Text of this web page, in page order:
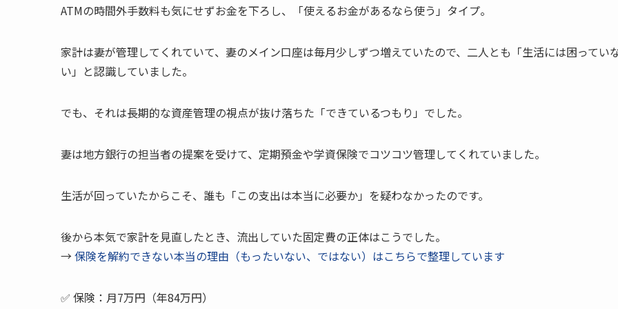
ATMの時間外手数料も気にせずお金を下ろし、「使えるお金があるなら使う」タイプ。
家計は妻が管理してくれていて、妻のメイン口座は毎月少しずつ増えていたので、二人とも「生活には困ってい
い」と認識していました。
でも、それは長期的な資産管理の視点が抜け落ちた「できているつもり」でした。
妻は地方銀行の担当者の提案を受けて、定期預金や学資保険でコツコツ管理してくれていました。
生活が回っていたからこそ、誰も「この支出は本当に必要か」を疑わなかったのです。
後から本気で家計を見直したとき、流出していた固定費の正体はこうでした。
→保険を解約できない本当の理由（もったいない、ではない）はこちらで整理しています
✅ 保険：月7万円（年84万円）